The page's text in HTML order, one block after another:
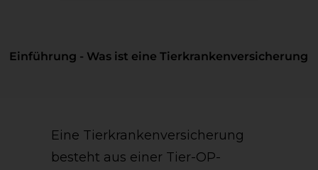
Einführung - Was ist eine Tierkrankenversicherung
Eine Tierkrankenversicherung
besteht aus einer Tier-OP-